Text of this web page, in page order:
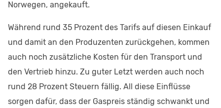
Norwegen, angekauft.
Während rund 35 Prozent des Tarifs auf diesen Einkauf
und damit an den Produzenten zurückgehen, kommen
auch noch zusätzliche Kosten für den Transport und
den Vertrieb hinzu. Zu guter Letzt werden auch noch
rund 28 Prozent Steuern fällig. All diese Einflüsse
sorgen dafür, dass der Gaspreis ständig schwankt und